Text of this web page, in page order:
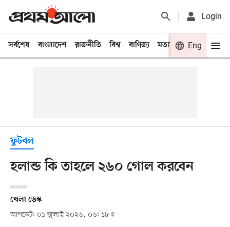
Login
সর্বশেষ বাংলাদেশ রাজনীতি বিশ্ব বাণিজ্য মতামত খেলা
Eng
ফুটবল
হলান্ড কি তাহলে ২৬০ গোল করবেন
খেলা ডেস্ক
আপডেট: ০১ জুলাই ২০২৬, ০৬: ১৮